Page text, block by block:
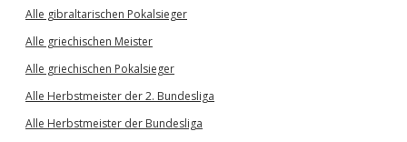
Alle gibraltarischen Pokalsieger
Alle griechischen Meister
Alle griechischen Pokalsieger
Alle Herbstmeister der 2. Bundesliga
Alle Herbstmeister der Bundesliga